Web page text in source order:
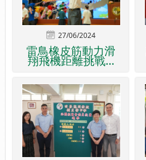
27/06/2024
雷鳥橡皮筋動力滑
翔飛機距離挑戰...